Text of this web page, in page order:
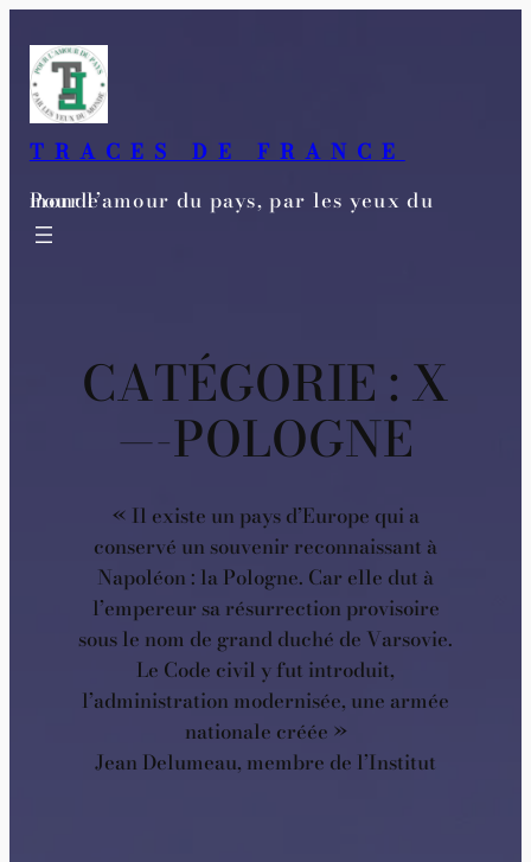
contenu
TRACES DE FRANCE
Pour l’amour du pays, par les yeux du monde
CATÉGORIE : X
—-POLOGNE
« Il existe un pays d’Europe qui a
conservé un souvenir reconnaissant à
Napoléon : la Pologne. Car elle dut à
l’empereur sa résurrection provisoire
sous le nom de grand duché de Varsovie.
Le Code civil y fut introduit,
l’administration modernisée, une armée
nationale créée »
Jean Delumeau, membre de l’Institut